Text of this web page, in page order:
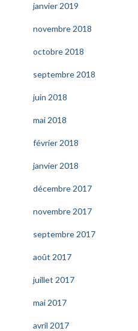
janvier 2019
novembre 2018
octobre 2018
septembre 2018
juin 2018
mai 2018
février 2018
janvier 2018
décembre 2017
novembre 2017
septembre 2017
août 2017
juillet 2017
mai 2017
avril 2017